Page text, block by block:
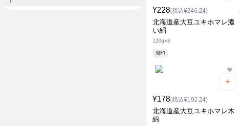
¥228(税込¥246.24)
北海道産大豆ユキホマレ濃
い絹
120g×3
鳩印
¥178(税込¥192.24)
北海道産大豆ユキホマレ木
綿